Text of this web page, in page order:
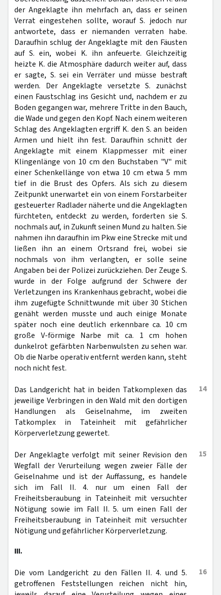
der Angeklagte ihn mehrfach an, dass er seinen
Verrat eingestehen sollte, worauf S. jedoch nur
antwortete, dass er niemanden verraten habe.
Daraufhin schlug der Angeklagte mit den Fäusten
auf S. ein, wobei K. ihn anfeuerte. Gleichzeitig
heizte K. die Atmosphäre dadurch weiter auf, dass
er sagte, S. sei ein Verräter und müsse bestraft
werden. Der Angeklagte versetzte S. zunächst
einen Faustschlag ins Gesicht und, nachdem er zu
Boden gegangen war, mehrere Tritte in den Bauch,
die Wade und gegen den Kopf. Nach einem weiteren
Schlag des Angeklagten ergriff K. den S. an beiden
Armen und hielt ihn fest. Daraufhin schnitt der
Angeklagte mit einem Klappmesser mit einer
Klingenlänge von 10 cm den Buchstaben "V" mit
einer Schenkellänge von etwa 10 cm etwa 5 mm
tief in die Brust des Opfers. Als sich zu diesem
Zeitpunkt unerwartet ein von einem Forstarbeiter
gesteuerter Radlader näherte und die Angeklagten
fürchteten, entdeckt zu werden, forderten sie S.
nochmals auf, in Zukunft seinen Mund zu halten. Sie
nahmen ihn daraufhin im Pkw eine Strecke mit und
ließen ihn an einem Ortsrand frei, wobei sie
nochmals von ihm verlangten, er solle seine
Angaben bei der Polizei zurückziehen. Der Zeuge S.
wurde in der Folge aufgrund der Schwere der
Verletzungen ins Krankenhaus gebracht, wobei die
ihm zugefügte Schnittwunde mit über 30 Stichen
genäht werden musste und auch einige Monate
später noch eine deutlich erkennbare ca. 10 cm
große V-förmige Narbe mit ca. 1 cm hohen
dunkelrot gefärbten Narbenwulsten zu sehen war.
Ob die Narbe operativ entfernt werden kann, steht
noch nicht fest.
14
Das Landgericht hat in beiden Tatkomplexen das
jeweilige Verbringen in den Wald mit den dortigen
Handlungen als Geiselnahme, im zweiten
Tatkomplex in Tateinheit mit gefährlicher
Körperverletzung gewertet.
15
Der Angeklagte verfolgt mit seiner Revision den
Wegfall der Verurteilung wegen zweier Fälle der
Geiselnahme und ist der Auffassung, es handele
sich im Fall II. 4. nur um einen Fall der
Freiheitsberaubung in Tateinheit mit versuchter
Nötigung sowie im Fall II. 5. um einen Fall der
Freiheitsberaubung in Tateinheit mit versuchter
Nötigung und gefährlicher Körperverletzung.
III.
16
Die vom Landgericht zu den Fällen II. 4. und 5.
getroffenen Feststellungen reichen nicht hin,